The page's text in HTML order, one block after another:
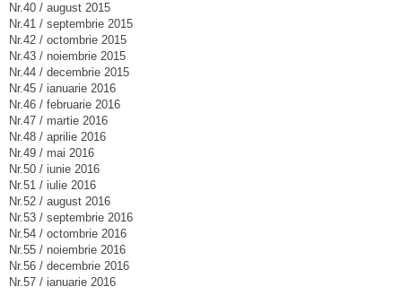
Nr.40 / august 2015
Nr.41 / septembrie 2015
Nr.42 / octombrie 2015
Nr.43 / noiembrie 2015
Nr.44 / decembrie 2015
Nr.45 / ianuarie 2016
Nr.46 / februarie 2016
Nr.47 / martie 2016
Nr.48 / aprilie 2016
Nr.49 / mai 2016
Nr.50 / iunie 2016
Nr.51 / iulie 2016
Nr.52 / august 2016
Nr.53 / septembrie 2016
Nr.54 / octombrie 2016
Nr.55 / noiembrie 2016
Nr.56 / decembrie 2016
Nr.57 / ianuarie 2016